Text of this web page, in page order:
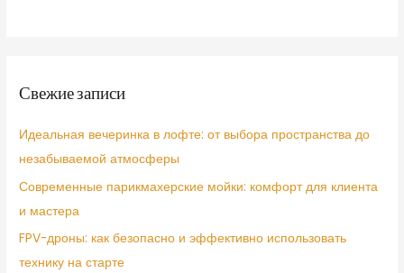
Свежие записи
Идеальная вечеринка в лофте: от выбора пространства до
незабываемой атмосферы
Современные парикмахерские мойки: комфорт для клиента
и мастера
FPV-дроны: как безопасно и эффективно использовать
технику на старте